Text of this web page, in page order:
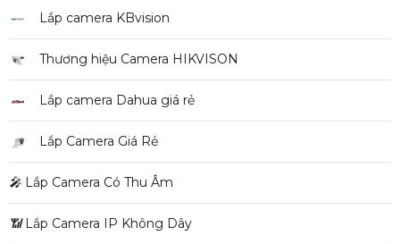
Lắp camera KBvision
Thương hiệu Camera HIKVISON
Lắp camera Dahua giá rẻ
Lắp Camera Giá Rẻ
️🎤️ Lắp Camera Có Thu Âm
📶 Lắp Camera IP Không Dây